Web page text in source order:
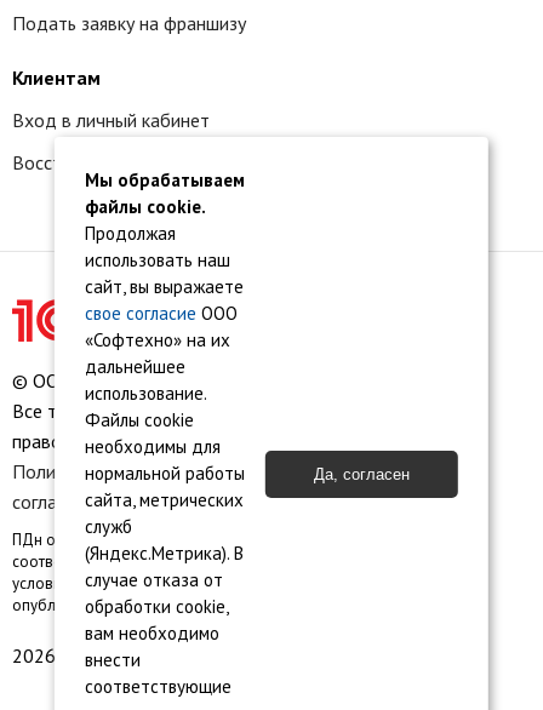
Подать заявку на франшизу
Клиентам
Вход в личный кабинет
Восстановление доступа к сервису 1С:БО
© ООО «Софтехно» Все права защищены.
Все торговые марки являются собственностью их
правообладателей.
Политика конфиденциальности
Пользовательское
соглашение • Карта сайта
ПДн опубликованы на сайте при наличии правовых оснований в
соответствии с ч.1 ст.6 и ст. 10.1 152-ФЗ. Субъектами установлены
условия и запреты на обработку неограниченным кругом лиц
опубликованных персональных данных
2026 © ООО «Софтехно»
Мы обрабатываем
файлы cookie.
Продолжая
использовать наш
сайт, вы выражаете
свое согласие ООО
«Софтехно» на их
дальнейшее
использование.
Файлы cookie
необходимы для
нормальной работы
сайта, метрических
служб
(Яндекс.Метрика). В
случае отказа от
обработки cookie,
вам необходимо
внести
соответствующие
Да, согласен